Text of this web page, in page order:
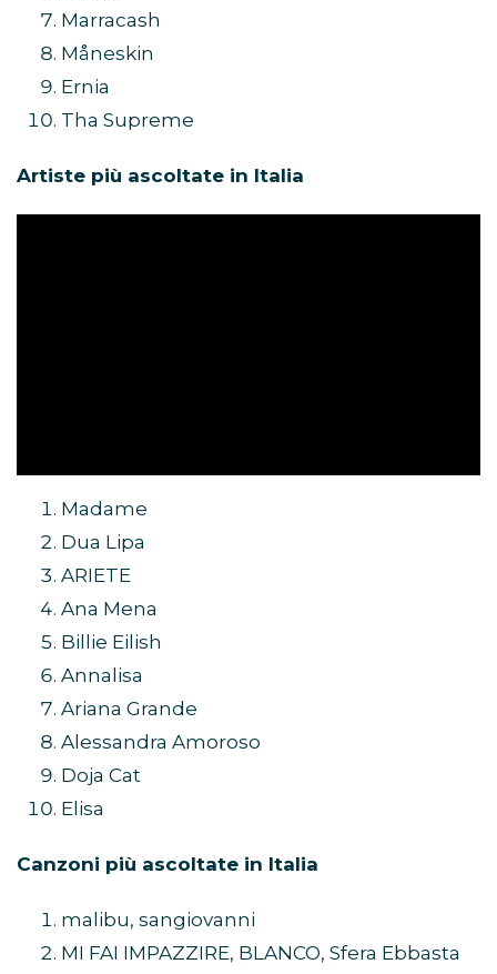
Marracash
Måneskin
Ernia
Tha Supreme
Artiste più ascoltate in Italia
Madame
Dua Lipa
ARIETE
Ana Mena
Billie Eilish
Annalisa
Ariana Grande
Alessandra Amoroso
Doja Cat
Elisa
Canzoni più ascoltate in Italia
malibu, sangiovanni
MI FAI IMPAZZIRE, BLANCO, Sfera Ebbasta